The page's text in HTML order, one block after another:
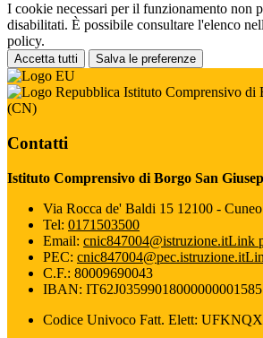
I cookie necessari per il funzionamento non
disabilitati. È possibile consultare l'elenco
policy.
Accetta tutti Salva le preferenze
Istituto Comprensivo di
(CN)
Contatti
Istituto Comprensivo di Borgo San
Via Rocca de' Baldi 15 12100 -
Tel: 0171503500
Email: cnic847004@istruzione.itLink
PEC: cnic847004@pec.istruzione.it
C.F.: 80009690043
IBAN:
Codice Univoco Fatt. Elett: UFKNQX